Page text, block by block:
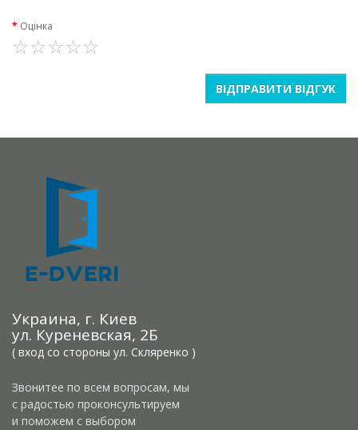
Оцінка
ВІДПРАВИТИ ВІДГУК
Украина, г. Киев
ул. Куреневская, 2Б
( вход со стороны ул. Скляренко )
Звонитее по всем вопросам, мы
с радостью проконсультируем
и поможем с выбором